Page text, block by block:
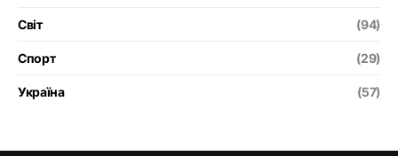
Світ (94)
Спорт (29)
Україна (57)